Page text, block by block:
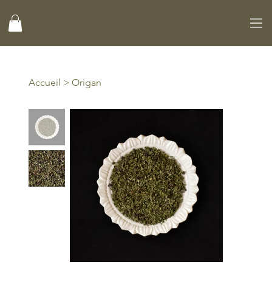
Accueil > Origan